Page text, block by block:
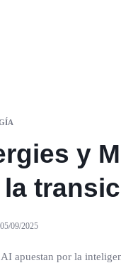
y
05/09/2025
apuestan por la